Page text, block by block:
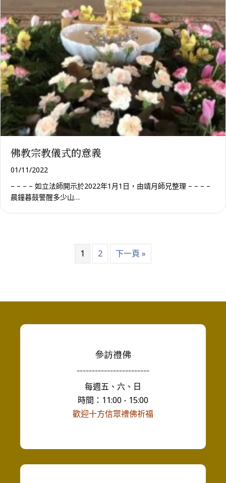
佛教宗教儀式的意義
01/11/2022
– – – – 如立法師開示於2022年1月1日，由靖月師兄整理 – – – –
晨鐘暮鼓警醒多少山…
1 2 下一頁 »
參訪禮佛
------------------------
每週五、六、日
時間：11:00 - 15:00
歡迎十方信眾禮佛祈福